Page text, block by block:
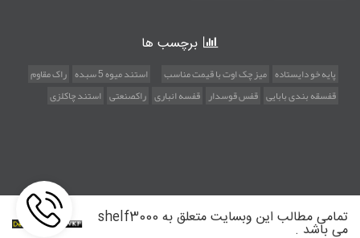
برچسب ها
پایه خو دایستاده میز چک اوت با قیمت مناسب استند میوه 5 سبده
راک مقاوم
قفسقه بندی بابایی قفس قوسدار قفسه انباری راکصنعتی استند چاکلزی
تمامی مطالب این وبسایت متعلق به shelf3000
می باشد .